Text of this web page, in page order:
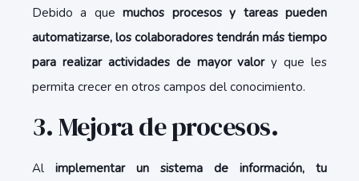
Debido a quemuchos procesos y tareas pueden
automatizarse, los colaboradores tendrán más tiempo
para realizar actividades de mayor valory que les
permita crecer en otros campos del conocimiento.
3. Mejora de procesos.
Al implementar un sistema de información, tu